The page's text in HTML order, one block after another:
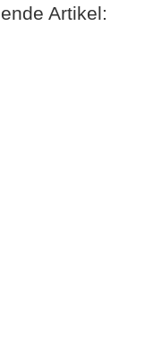
Artikel: